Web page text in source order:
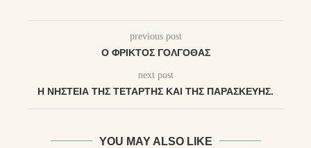
previous post
Ὁ ΦΡΙΚΤΌΣ ΓΟΛΓΟΘΑ͂Σ
next post
Ἡ ΝΗΣΤΕΊΑ ΤΗ͂Σ ΤΕΤΆΡΤΗΣ ΚΑΊ ΤΗ͂Σ ΠΑΡΑΣΚΕΥΗ͂Σ.
YOU MAY ALSO LIKE